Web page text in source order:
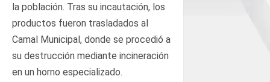
la población. Tras su incautación, los
productos fueron trasladados al
Camal Municipal, donde se procedió a
su destrucción mediante incineración
en un horno especializado.